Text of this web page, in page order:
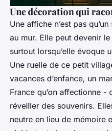
Une décoration qui
Une affiche n’est pas
au mur. Elle peut devenir
surtout lorsqu’elle évoque
Une ruelle de ce petit
vacances d’enfance, un
France qu’on affectionne
réveiller des souvenirs.
neutre en lieu de mémoire